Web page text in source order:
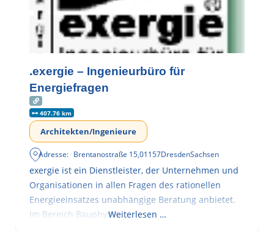
.exergie – Ingenieurbüro für
Energiefragen
407.76 km
Architekten/Ingenieure
Adresse: Brentanostraße 15,01157DresdenSachsen
exergie ist ein Dienstleister, der Unternehmen und
Organisationen in allen Fragen des rationellen
Energieeinsatzes unabhängige Beratung anbietet.
Im Bereich BauphysikWeiterlesen …